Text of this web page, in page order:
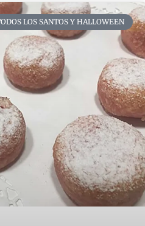
LOS SANTOS Y HALLOWEEN